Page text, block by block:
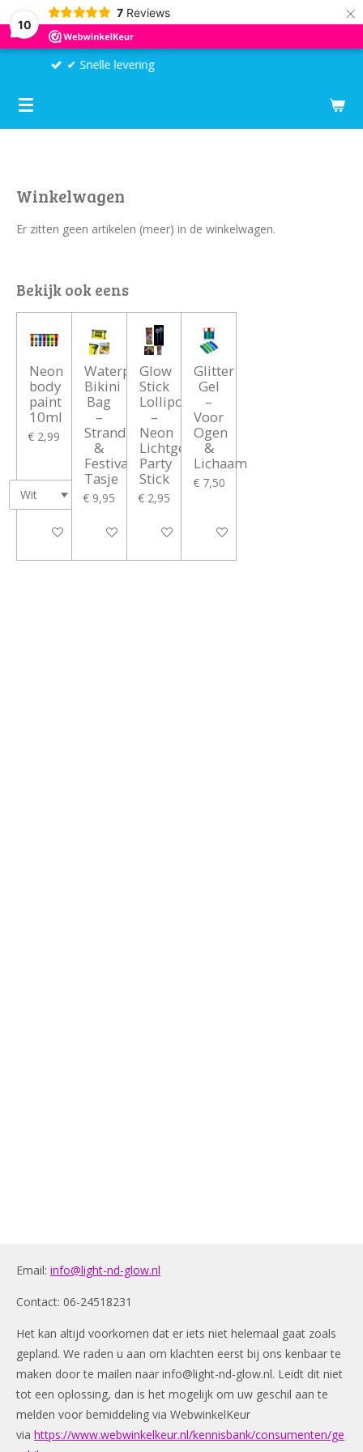
10
7 Reviews ×
✔ Kant-en-klare feestpakketten
Winkelwagen
Er zitten geen artikelen (meer) in de winkelwagen.
Bekijk ook eens
Neon
body
paint
10ml
€ 2,99
Bekijk details
Waterproof
Bikini
Bag
–
Strand
&
Festival
Tasje
€ 9,95
In winkelwagen
Glow
Stick
Lollipop
–
Neon
Lichtgevende
Party
Stick
€ 2,95
In winkelwagen
Glitter
Gel
–
Voor
Ogen
&
Lichaam
€ 7,50
In winkelwagen
Email: info@light-nd-glow.nl
Contact: 06-24518231
Het kan altijd voorkomen dat er iets niet helemaal gaat zoals
gepland. We raden u aan om klachten eerst bij ons kenbaar te
maken door te mailen naar info@light-nd-glow.nl. Leidt dit niet
tot een oplossing, dan is het mogelijk om uw geschil aan te
melden voor bemiddeling via WebwinkelKeur
via https://www.webwinkelkeur.nl/kennisbank/consumenten/ge